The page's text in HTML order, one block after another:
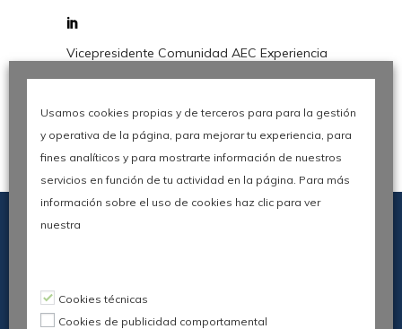
Vicepresidente Comunidad AEC Experiencia
de Cliente
IX Congreso AEC Open Experience
Usamos cookies propias y de terceros para para la gestión
y operativa de la página, para mejorar tu experiencia, para
fines analíticos y para mostrarte información de nuestros
servicios en función de tu actividad en la página. Para más
información sobre el uso de cookies haz clic para ver
nuestra
Cookies técnicas
Cookies de publicidad comportamental